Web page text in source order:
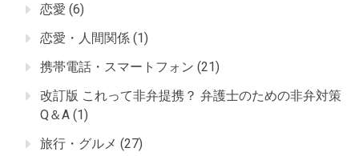
恋愛 (6)
恋愛・人間関係 (1)
携帯電話・スマートフォン (21)
改訂版 これって非弁提携？ 弁護士のための非弁対策
Q＆A (1)
旅行・グルメ (27)